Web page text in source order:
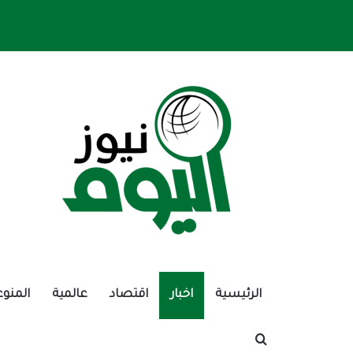
الرئيسية اخبار اقتصاد عالمية
بحث عن